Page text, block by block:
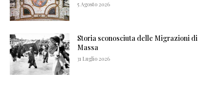
5 Agosto 2026
Storia sconosciuta delle Migrazioni di
Massa
31 Luglio 2026